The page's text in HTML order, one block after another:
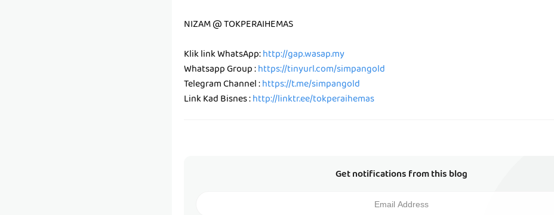
NIZAM @ TOKPERAIHEMAS
Klik link WhatsApp:http://gap.wasap.my
Whatsapp Group :https://tinyurl.com/simpangold
Telegram Channel :https://t.me/simpangold
Link Kad Bisnes :http://linktr.ee/tokperaihemas
Get notifications from this blog